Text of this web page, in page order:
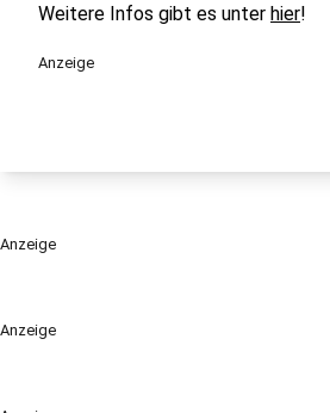
Anzeige
Weitere Infos gibt es unter hier!
Anzeige
Anzeige